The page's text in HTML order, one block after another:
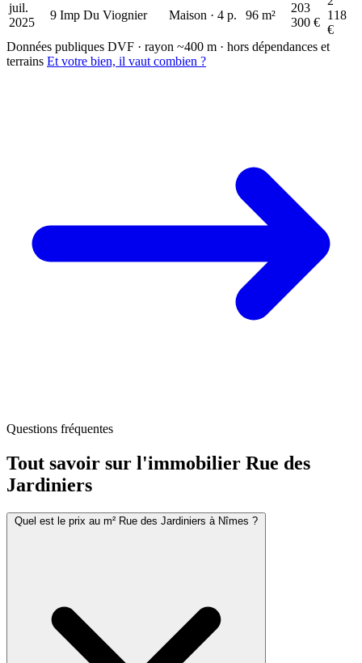
juil.
2025
9 Imp Du Viognier Maison · 4 p. 96 m²
203
300 €
118
€
Données publiques DVF · rayon ~400 m · hors dépendances et
terrains Et votre bien, il vaut combien ?
Questions fréquentes
Tout savoir sur l'immobilier Rue des
Jardiniers
Quel est le prix au m² Rue des Jardiniers à Nîmes ?